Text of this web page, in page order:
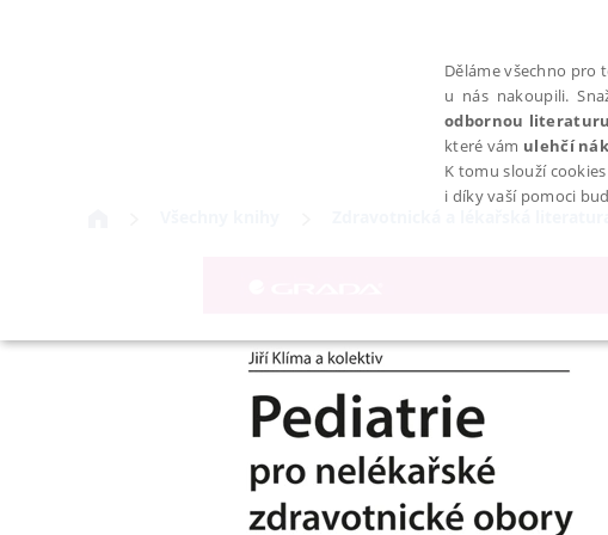
Děláme všechno pro
u nás nakoupili.
odbornou literaturu
které vám ulehčí
K tomu slouží
i díky vaší pomoci
NEZBYTNÉ
Nezbytně nutné soubory cookie umožňují základní funkce webových
Provider /